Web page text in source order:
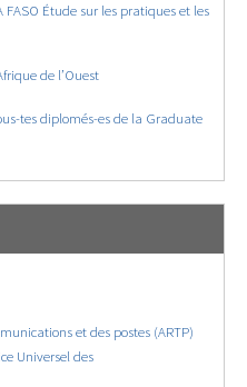
FASO Étude sur les pratiques et les
de l’Ouest
tes diplomés-es de la Graduate
et des postes (ARTP)
Universel des